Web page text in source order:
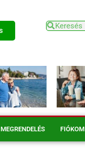
MEGRENDELÉS FIÓKOM